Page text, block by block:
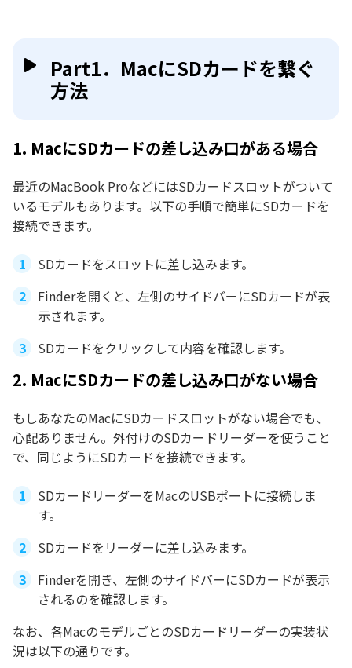
Part1．MacにSDカードを繋ぐ
方法
1. MacにSDカードの差し込み口がある場合
最近のMacBook ProなどにはSDカードスロットがついて
いるモデルもあります。以下の手順で簡単にSDカードを
接続できます。
SDカードをスロットに差し込みます。
Finderを開くと、左側のサイドバーにSDカードが表
示されます。
SDカードをクリックして内容を確認します。
2. MacにSDカードの差し込み口がない場合
もしあなたのMacにSDカードスロットがない場合でも、
心配ありません。外付けのSDカードリーダーを使うこと
で、同じようにSDカードを接続できます。
SDカードリーダーをMacのUSBポートに接続しま
す。
SDカードをリーダーに差し込みます。
Finderを開き、左側のサイドバーにSDカードが表示
されるのを確認します。
なお、各MacのモデルごとのSDカードリーダーの実装状
況は以下の通りです。